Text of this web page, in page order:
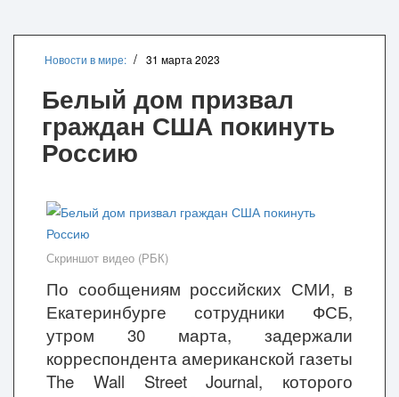
Новости в мире: 31 марта 2023
Белый дом призвал
граждан США покинуть
Россию
Скриншот видео (РБК)
По сообщениям российских СМИ, в
Екатеринбурге сотрудники ФСБ,
утром 30 марта, задержали
корреспондента американской газеты
The Wall Street Journal, которого